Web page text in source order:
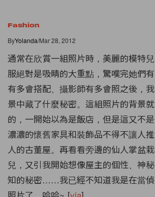
Fashion
ByYolanda/Mar 28, 2012
通常在欣賞一組照片時，美麗的模特
服絕對是吸睛的大重點，驚嘆完她們
有多會搭配、攝影師有多會照之後，
景中藏了什麼秘密。這組照片的背景
的，一開始以為是飯店，但是這又不
濃濃的懷舊家具和裝飾品不得不讓人
人的古董屋。再看看旁邊的仙人掌盆
兒，又引我開始想像屋主的個性、神
知的秘密……我已經不知道我是在當